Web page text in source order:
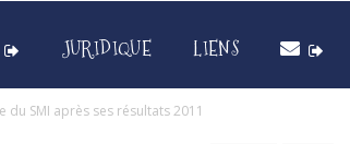
JURIDIQUE LIENS
du SMI après ses résultats 2011